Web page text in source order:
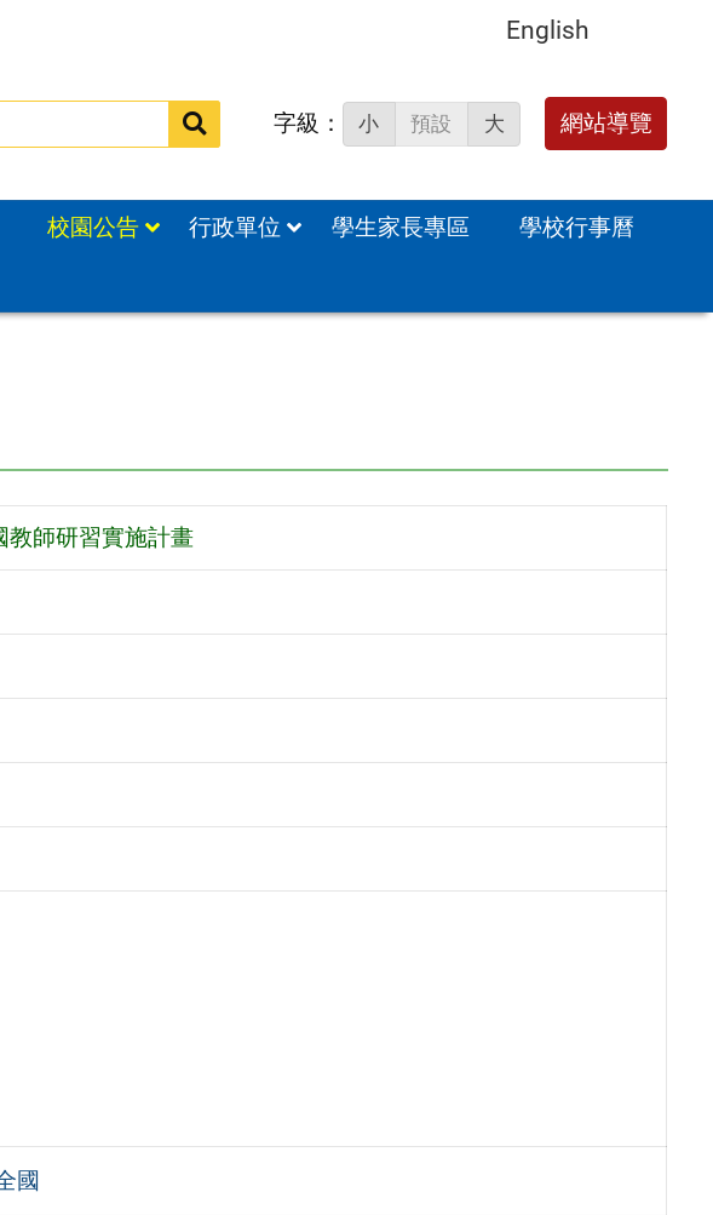
English
搜
字級： 小 預設 大 網站導覽
校園公告 行政單位 學生家長專區
學校行事曆
教師研習實施計畫
國